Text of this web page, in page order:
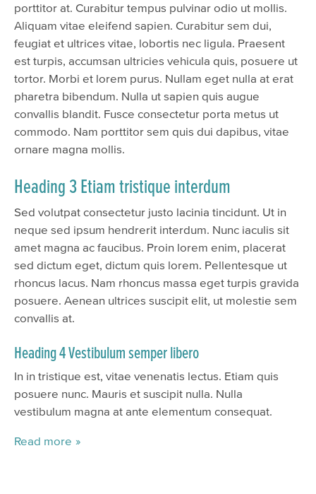
porttitor at. Curabitur tempus pulvinar odio ut mollis.
Aliquam vitae eleifend sapien. Curabitur sem dui,
feugiat et ultrices vitae, lobortis nec ligula. Praesent
est turpis, accumsan ultricies vehicula quis, posuere ut
tortor. Morbi et lorem purus. Nullam eget nulla at erat
pharetra bibendum. Nulla ut sapien quis augue
convallis blandit. Fusce consectetur porta metus ut
commodo. Nam porttitor sem quis dui dapibus, vitae
ornare magna mollis.
Heading 3 Etiam tristique interdum
Sed volutpat consectetur justo lacinia tincidunt. Ut in
neque sed ipsum hendrerit interdum. Nunc iaculis sit
amet magna ac faucibus. Proin lorem enim, placerat
sed dictum eget, dictum quis lorem. Pellentesque ut
rhoncus lacus. Nam rhoncus massa eget turpis gravida
posuere. Aenean ultrices suscipit elit, ut molestie sem
convallis at.
Heading 4 Vestibulum semper libero
In in tristique est, vitae venenatis lectus. Etiam quis
posuere nunc. Mauris et suscipit nulla. Nulla
vestibulum magna at ante elementum consequat.
Read more